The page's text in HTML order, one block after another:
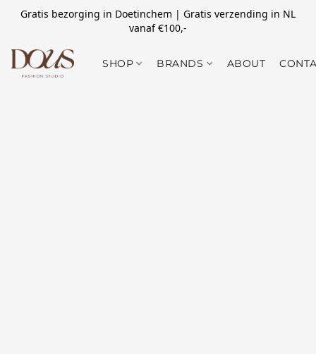
Gratis bezorging in Doetinchem | Gratis verzending in NL
vanaf €100,-
SHOP BRANDS ABOUT